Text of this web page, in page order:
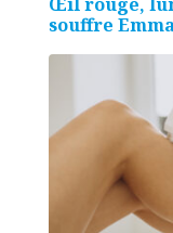
souffre